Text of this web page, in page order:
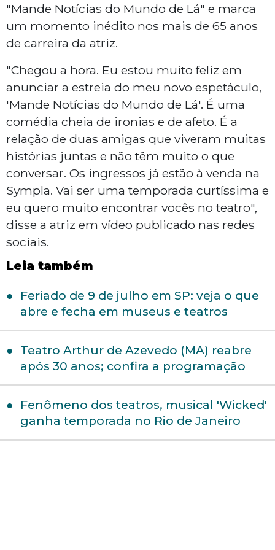
"Mande Notícias do Mundo de Lá" e marca
um momento inédito nos mais de 65 anos
de carreira da atriz.
"Chegou a hora. Eu estou muito feliz em
anunciar a estreia do meu novo espetáculo,
'Mande Notícias do Mundo de Lá'. É uma
comédia cheia de ironias e de afeto. É a
relação de duas amigas que viveram muitas
histórias juntas e não têm muito o que
conversar. Os ingressos já estão à venda na
Sympla. Vai ser uma temporada curtíssima e
eu quero muito encontrar vocês no teatro",
disse a atriz em vídeo publicado nas redes
sociais.
Leia também
Feriado de 9 de julho em SP: veja o que
abre e fecha em museus e teatros
Teatro Arthur de Azevedo (MA) reabre
após 30 anos; confira a programação
Fenômeno dos teatros, musical 'Wicked'
ganha temporada no Rio de Janeiro